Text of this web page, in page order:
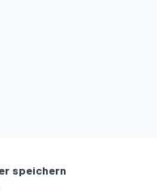
speichern